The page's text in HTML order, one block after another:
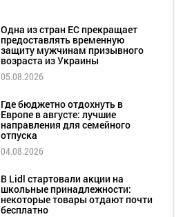
Одна из стран ЕС прекращает
предоставлять временную
защиту мужчинам призывного
возраста из Украины
05.08.2026
Где бюджетно отдохнуть в
Европе в августе: лучшие
направления для семейного
отпуска
04.08.2026
В Lidl стартовали акции на
школьные принадлежности:
некоторые товары отдают почти
бесплатно